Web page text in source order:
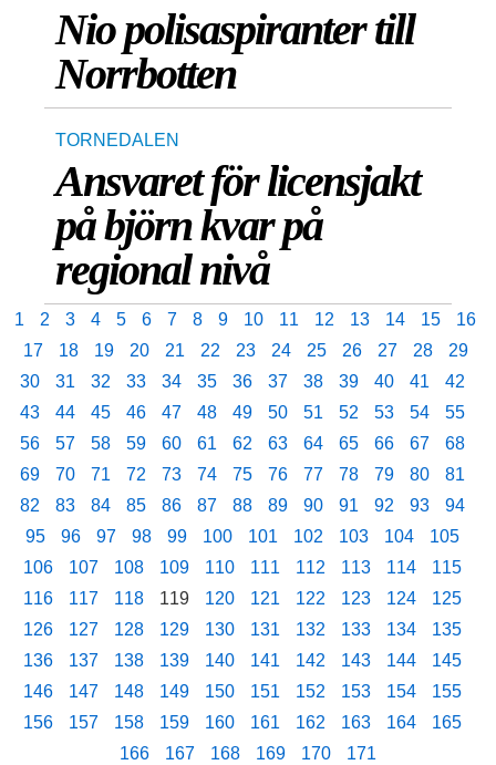
Nio polisaspiranter till
Norrbotten
TORNEDALEN
Ansvaret för licensjakt
på björn kvar på
regional nivå
1 2 3 4 5 6 7 8 9 10 11 12 13 14 15
16
17
18 19 20 21 22 23 24 25 26 27 28
29
30
31 32 33 34 35 36 37 38 39 40 41
42
43
44 45 46 47 48 49 50 51 52 53 54
55
56
57 58 59 60 61 62 63 64 65 66 67
68
69
70 71 72 73 74 75 76 77 78 79 80
81
82
83 84 85 86 87 88 89 90 91 92 93
94
95
96 97 98 99 100 101 102 103 104
105
106
107 108 109 110 111 112 113 114
115
116
117 118 119 120 121 122 123 124
125
126
127 128 129 130 131 132 133 134
135
136
137 138 139 140 141 142 143 144
145
146
147 148 149 150 151 152 153 154
155
156
157 158 159 160 161 162 163 164
165
166
167 168 169 170 171